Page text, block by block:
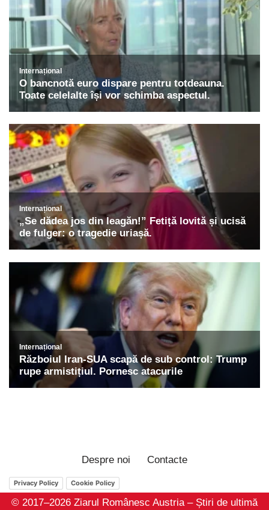
Despre noi Contacte
Privacy Policy Cookie Policy
© 2017–2026 Ziarul Românesc Austria – Știri de ultimă